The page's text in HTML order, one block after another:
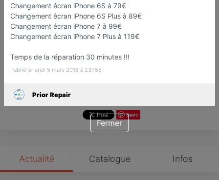
tablette et pc portable
Saint-Germain-en-Laye
Save
Actualité Catalogue Infos
Changement écran iPhone 6S à 79€
Changement écran iPhone 6S Plus à 89€
Changement écran iPhone 7 à 99€
Changement écran iPhone 7 Plus à 119€
Temps de la réparation 30 minutes !!!
Publié le lundi 5 mars 2018 à 23h55
Prior Repair
Fermer